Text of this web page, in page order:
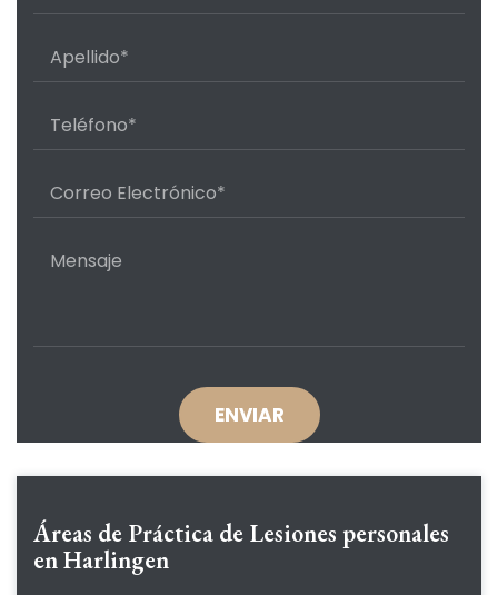
Áreas de Práctica de Lesiones personales
en Harlingen